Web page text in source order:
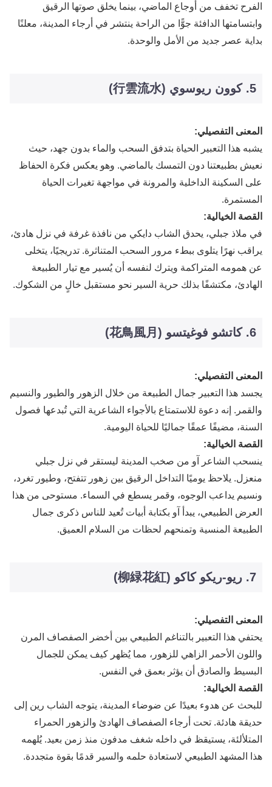
الفرح تخفف من أوجاع الماضي، بينما يخلق صوتها الرقيق
وابتسامتها الدافئة جوًّا من الراحة ينتشر في أرجاء المدينة، معلنًا
بداية عصر جديد من الأمل والوحدة.
5. كوون ريوسوي (行雲流水)
المعنى التفصيلي:
يشبه هذا التعبير الحياة بتدفق السحب والماء بدون جهد، حيث
نعيش بطبيعتنا دون التمسك بالماضي. وهو يعكس فكرة الحفاظ
على السكينة الداخلية والمرونة في مواجهة تغيرات الحياة
المستمرة.
القصة الخيالية:
في ملاذ جبلي، يحدق الشاب دايكي من نافذة غرفة في نزل هادئ،
يراقب نهرًا يتلوى ببطء مرور السحب المتناثرة. تدريجيًا، يتخلى
عن همومه المتراكمة ويترك لنفسه أن يُسير مع تيار الطبيعة
الهادئ، مكتشفًا بذلك حرية السير نحو مستقبل خالٍ من الشكوك.
6. كاتشو فوغيتسو (花鳥風月)
المعنى التفصيلي:
يجسد هذا التعبير جمال الطبيعة من خلال الزهور والطيور والنسيم
والقمر. إنه دعوة للاستمتاع بالأجواء الشاعرية التي تُبدعها فصول
السنة، مضيفًا عمقًا جماليًا للحياة اليومية.
القصة الخيالية:
ينسحب الشاعر آو من صخب المدينة ليستقر في نزل جبلي
منعزل. يلاحظ يوميًا التداخل الرقيق بين زهور تتفتح، وطيور تغرد،
ونسيم يداعب الوجوه، وقمر يسطع في السماء. مستوحى من هذا
العرض الطبيعي، يبدأ آو بكتابة أبيات تُعيد للناس ذكرى جمال
الطبيعة المنسية وتمنحهم لحظات من السلام العميق.
7. ريو-ريكو كاكو (柳緑花紅)
المعنى التفصيلي:
يحتفي هذا التعبير بالتناغم الطبيعي بين أخضر الصفصاف المرن
واللون الأحمر الزاهي للزهور، مما يُظهر كيف يمكن للجمال
البسيط والصادق أن يؤثر بعمق في النفس.
القصة الخيالية:
للبحث عن هدوء بعيدًا عن ضوضاء المدينة، يتوجه الشاب رين إلى
حديقة هادئة. تحت أرجاء الصفصاف الهادئ والزهور الحمراء
المتلألئة، يستيقظ في داخله شغف مدفون منذ زمن بعيد. يُلهمه
هذا المشهد الطبيعي لاستعادة حلمه والسير قدمًا بقوة متجددة.